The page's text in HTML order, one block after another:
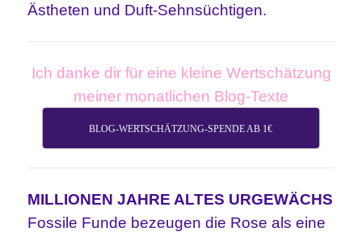
Ästheten und Duft-Sehnsüchtigen.
Ich danke dir für eine kleine Wertschätzung
meiner monatlichen Blog-Texte
BLOG-WERTSCHÄTZUNG-SPENDE AB 1€
MILLIONEN JAHRE ALTES URGEWÄCHS
Fossile Funde bezeugen die Rose als eine